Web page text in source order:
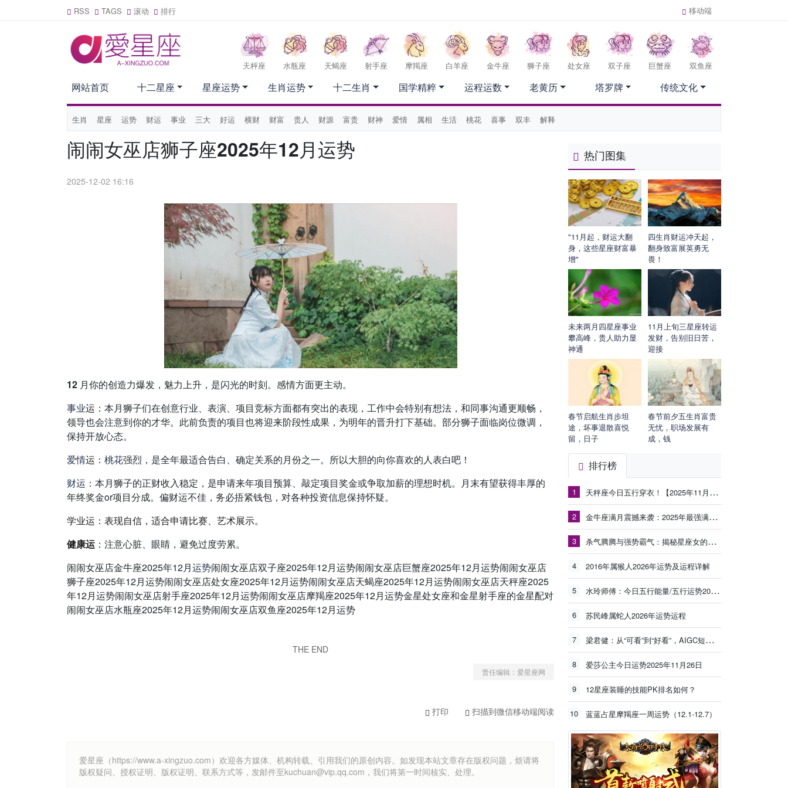
RSS TAGS 滚动 排行 移动端
天枰座 水瓶座 天蝎座 射手座 摩羯座 白羊座 金牛座 狮子座 处女座 双子座 巨蟹座 双鱼座
网站首页
生肖 星座 运势 财运 事业 三大 好运 横财 财富 贵人 财源 富贵 财神 爱情 属相 生活 桃花 喜事 双丰 解释
十二星座 星座运势 生肖运势 十二生肖 国学精粹 运程运数 老黄历 塔罗牌 传统文化
闹闹女巫店狮子座2025年12月运势
2025-12-02 16:16
12 月你的创造力爆发，魅力上升，是闪光的时刻。感情方面更主动。
事业运 ： 本月狮子们在创意行业、表演、项目竞标方面都有突出的表现，工作中会特别有想法，和同事沟通更顺畅，
领导也会注意到你的才华。此前负责的项目也将迎来阶段性成果，为明年的晋升打下基础。部分狮子面临岗位微调，
保持开放心态。
爱情运 ： 桃花强烈，是全年最适合告白、确定关系的月份之一。所以大胆的向你喜欢的人表白吧！
财运 ： 本月狮子的正财收入稳定，是申请来年项目预算、敲定项目奖金或争取加薪的理想时机。月末有望获得丰厚的
年终奖金or项目分成。偏财运不佳，务必捂紧钱包，对各种投资信息保持怀疑。
学业运：表现自信，适合申请比赛、艺术展示。
健康运 ： 注意心脏、眼睛，避免过度劳累。
闹闹女巫店金牛座2025年12月运势闹闹女巫店双子座2025年12月运势闹闹女巫店巨蟹座2025年12月运势闹闹女巫店
狮子座2025年12月运势闹闹女巫店处女座2025年12月运势闹闹女巫店天蝎座2025年12月运势闹闹女巫店天秤座2025
年12月运势闹闹女巫店射手座2025年12月运势闹闹女巫店摩羯座2025年12月运势金星处女座和金星射手座的金星配对
闹闹女巫店水瓶座2025年12月运势闹闹女巫店双鱼座2025年12月运势
THE END
责任编辑：爱星座网
打印 扫描到微信移动端阅读
爱星座（https://www.a-xingzuo.com）欢迎各方媒体、机构转载、引用我们的原创内容。如发现本站文章存在版权问题，烦请将
版权疑问、授权证明、版权证明、联系方式等，发邮件至kuchuan@vip.qq.com，我们将第一时间核实、处理。
热门图集
"11月起，财运大翻
身，这些星座财富暴
增"
四生肖财运冲天起，
翻身致富展英勇无
畏！
未来两月四星座事业
攀高峰，贵人助力显
神通
11月上旬三星座转运
发财，告别旧日苦，
迎接
春节启航生肖步坦
途，坏事退散喜悦
留，日子
春节前夕五生肖富贵
无忧，职场发展有
成，钱
排行榜
1 天秤座今日五行穿衣！【2025年11月3日】
2 金牛座满月震撼来袭：2025年最强满月能量冲击旧有模式，新的丰盛正在生长！
3 杀气腾腾与强势霸气：揭秘星座女的独特魅力
4 2016年属猴人2026年运势及运程详解
5 水玲师傅：今日五行能量/五行运势2025年11月17日
6 苏民峰属蛇人2026年运势运程
7 梁君健：从“可看”到“好看”，AIGC短剧要努力
8 爱莎公主今日运势2025年11月26日
9 12星座装睡的技能PK排名如何？
10 蓝蓝占星摩羯座一周运势（12.1-12.7）